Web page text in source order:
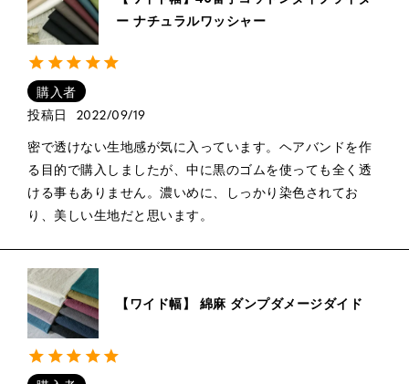
ー ナチュラルワッシャー
購入者
投稿日
2022/09/19
密で透けない生地感が気に入っています。ヘアバンドを作
る目的で購入しましたが、中に黒のゴムを使っても全く透
ける事もありません。濃いめに、しっかり染色されてお
り、美しい生地だと思います。
【ワイド幅】 綿麻 ダンプダメージダイド